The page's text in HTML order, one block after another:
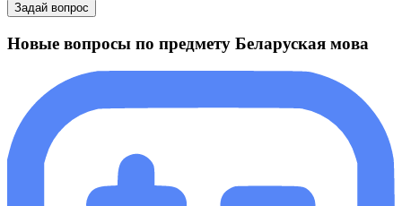
Задай вопрос
Новые вопросы по предмету Беларуская мова